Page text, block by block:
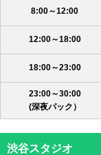
8:00～12:00
12:00～18:00
18:00～23:00
23:00～30:00
(深夜パック）
渋谷スタジオ